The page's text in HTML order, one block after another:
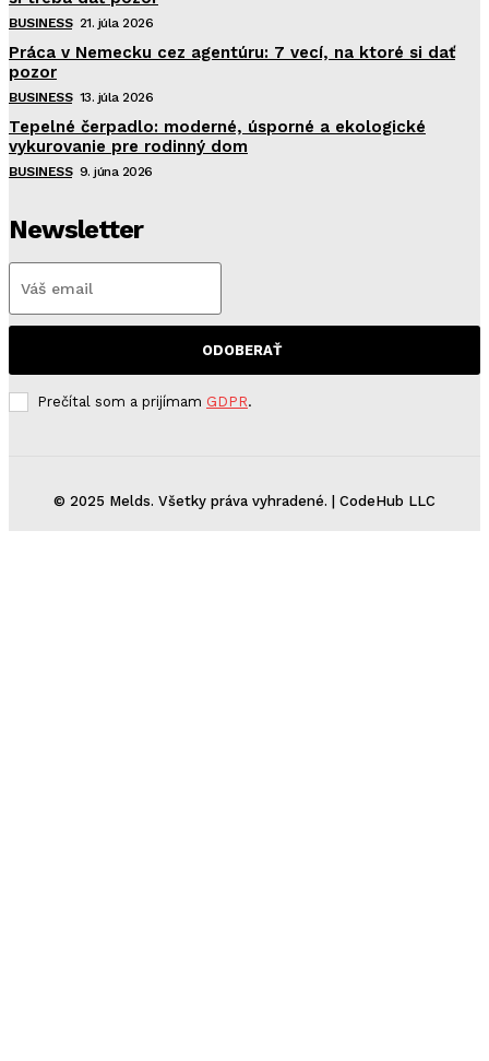
BUSINESS 21. júla 2026
Práca v Nemecku cez agentúru: 7 vecí, na ktoré si dať
pozor
BUSINESS 13. júla 2026
Tepelné čerpadlo: moderné, úsporné a ekologické
vykurovanie pre rodinný dom
BUSINESS 9. júna 2026
Newsletter
ODOBERAŤ
Prečítal som a prijímam GDPR.
© 2025 Melds. Všetky práva vyhradené. | CodeHub LLC